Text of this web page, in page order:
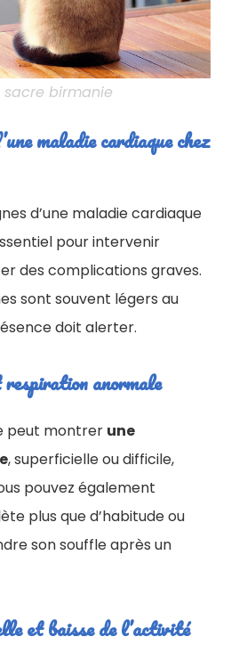
birmanie
maladie cardiaque chez
d’une maladie cardiaque
pour intervenir
des complications graves.
sont souvent légers au
doit alerter.
anormale
peut montrer une
, superficielle ou difficile,
pouvez également
plus que d’habitude ou
son souffle après un
et baisse de l’activité